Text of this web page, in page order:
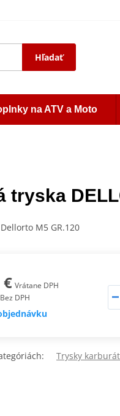
Hľadať
na ATV a Moto
tryska
M5 GR.120
€ Vrátane DPH
Bez DPH
Trysky